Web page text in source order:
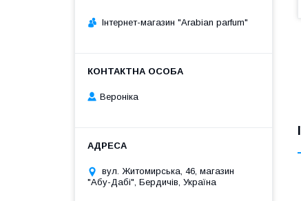
Інтернет-магазин "Arabian parfum"
Вероніка
вул. Житомирська, 46, магазин
"Абу-Дабі", Бердичів, Україна